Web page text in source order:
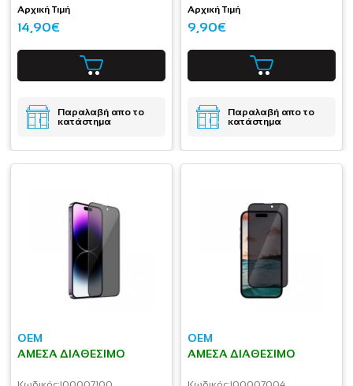
Αρχική Τιμή
14,90€
Παραλαβή απο το
κατάστημα
Αρχική Τιμή
9,90€
Παραλαβή απο το
κατάστημα
OEM
ΆΜΕΣΑ ΔΙΑΘΈΣΙΜΟ
OEM
ΆΜΕΣΑ ΔΙΑΘΈΣΙΜΟ